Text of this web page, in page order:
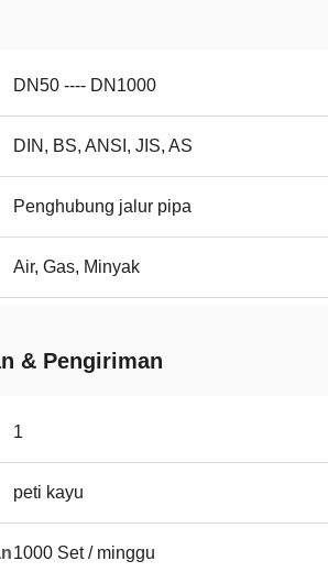
DN50 ---- DN1000
DIN, BS, ANSI, JIS, AS
Penghubung jalur pipa
Air, Gas, Minyak
& Pengiriman
1
peti kayu
1000 Set / minggu